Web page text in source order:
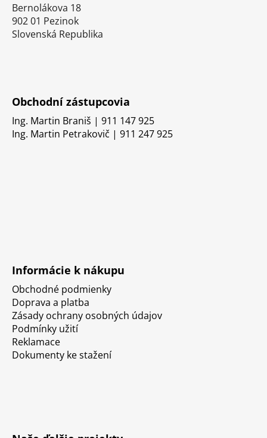
Bernolákova 18
902 01 Pezinok
Slovenská Republika
Obchodní zástupcovia
Ing. Martin Braniš | 911 147 925
Ing. Martin Petrakovič | 911 247 925
Informácie k nákupu
Obchodné podmienky
Doprava a platba
Zásady ochrany osobných údajov
Podmínky užití
Reklamace
Dokumenty ke stažení